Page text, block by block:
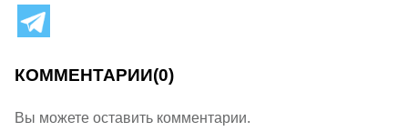
КОММЕНТАРИИ(0)
Вы можете оставить комментарии.